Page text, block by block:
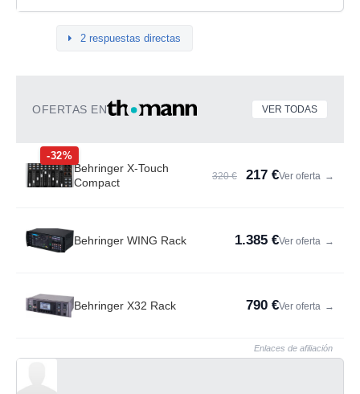
2 respuestas directas
OFERTAS EN VER TODAS
-32%
Behringer X-Touch
Compact
320 € 217 €Ver oferta →
Behringer WING Rack 1.385 €Ver oferta →
Behringer X32 Rack 790 €Ver oferta →
Enlaces de afiliación